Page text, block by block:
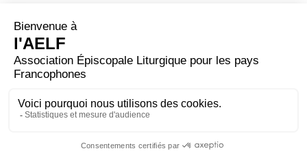
:
à lui haute gloire, louange éternelle.
ORAISON
Père saint, nous rappelant cette heure où l'Esprit
vivre tout au long de cette journée de l'amour révélé